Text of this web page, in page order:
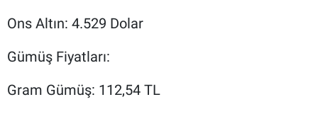
Ons Altın: 4.529 Dolar
Gümüş Fiyatları:
Gram Gümüş: 112,54 TL